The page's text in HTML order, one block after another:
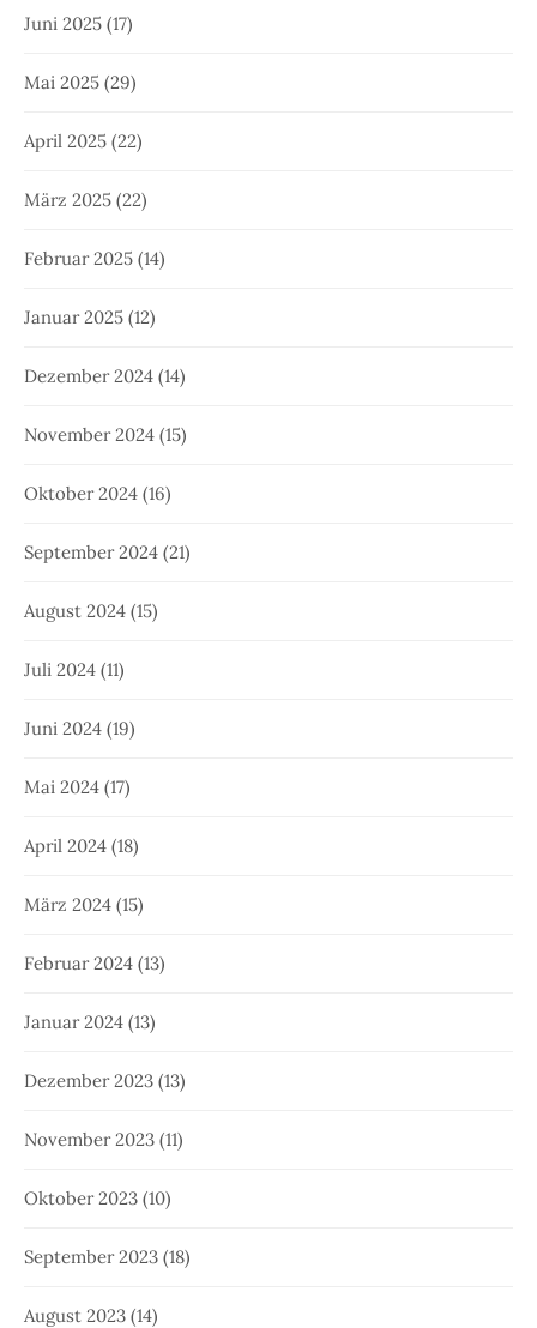
Juni 2025 (17)
Mai 2025 (29)
April 2025 (22)
März 2025 (22)
Februar 2025 (14)
Januar 2025 (12)
Dezember 2024 (14)
November 2024 (15)
Oktober 2024 (16)
September 2024 (21)
August 2024 (15)
Juli 2024 (11)
Juni 2024 (19)
Mai 2024 (17)
April 2024 (18)
März 2024 (15)
Februar 2024 (13)
Januar 2024 (13)
Dezember 2023 (13)
November 2023 (11)
Oktober 2023 (10)
September 2023 (18)
August 2023 (14)